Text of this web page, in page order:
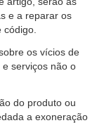
e a reparar os
os vícios de
serviços não o
do produto ou
a exoneração